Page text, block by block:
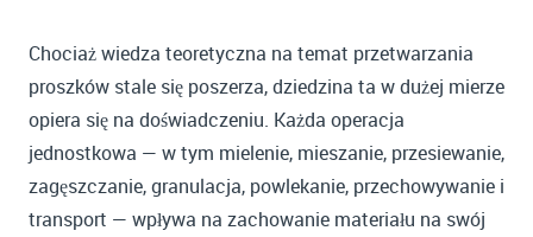
Chociaż wiedza teoretyczna na temat przetwarzania
proszków stale się poszerza, dziedzina ta w dużej mierze
opiera się na doświadczeniu. Każda operacja
jednostkowa — w tym mielenie, mieszanie, przesiewanie,
zagęszczanie, granulacja, powlekanie, przechowywanie i
transport — wpływa na zachowanie materiału na swój